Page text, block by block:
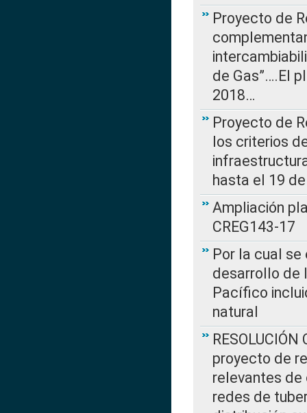
Proyecto de
de Gas”….El
2018…
Proyecto de
los criterios
hasta el 19
Ampliación
CREG143-17
Por la cual
desarrollo de
Pacífico
natural
proyecto de
relevantes de
redes de